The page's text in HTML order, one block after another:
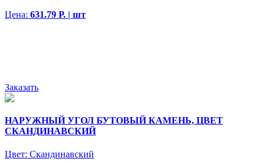
Цена: 631.79 Р. | шт
Заказать
НАРУЖНЫЙ УГОЛ БУТОВЫЙ КАМЕНЬ, ЦВЕТ
СКАНДИНАВСКИЙ
Цвет: Скандинавский